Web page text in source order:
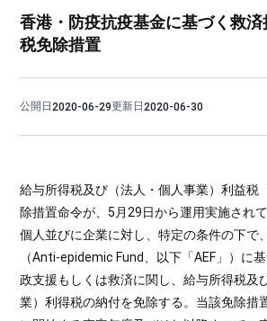
香港・防疫抗疫基金に基づく救
税免除措置
公開日2020-06-29更新日2020-06-30
給与所得税及び（法人・個人事業）利益税
除措置命令が、5月29日から運用実施され
個人並びに企業に対し、特定の条件の下で
（Anti-epidemic Fund、以下「AEF」）に
政支援もしくは救済に関し、給与所得税及
業）利得税の納付を免除する。当該免除措